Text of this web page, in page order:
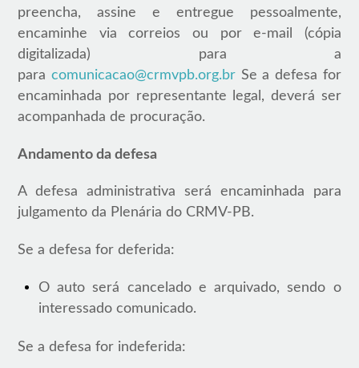
preencha, assine e entregue pessoalmente,
encaminhe via correios ou por e-mail (cópia
digitalizada) para a
para comunicacao@crmvpb.org.br Se a defesa for
encaminhada por representante legal, deverá ser
acompanhada de procuração.
Andamento da defesa
A defesa administrativa será encaminhada para
julgamento da Plenária do CRMV-PB.
Se a defesa for deferida:
O auto será cancelado e arquivado, sendo o
interessado comunicado.
Se a defesa for indeferida: